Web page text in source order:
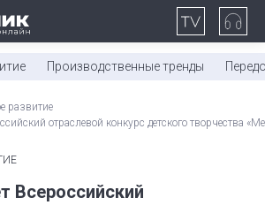
Производственные тренды
развитие
отраслевой конкурс детского творчества
Всероссийский